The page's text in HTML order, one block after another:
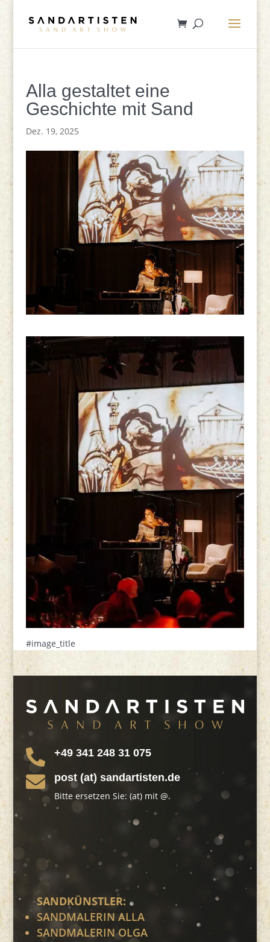
Alla gestaltet eine
Geschichte mit Sand
Dez. 19, 2025
#image_title
 +49 341 248 31 075
 post (at) sandartisten.de
Bitte ersetzen Sie: (at) mit @.
SANDKÜNSTLER:
SANDMALERIN ALLA
SANDMALERIN OLGA